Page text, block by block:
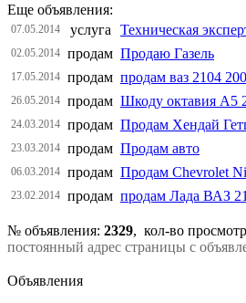
Еще объявления:
07.05.2014 услуга Техническая
02.05.2014 продам Продаю Газель
17.05.2014 продам продам ваз 2104
26.05.2014 продам Шкоду октавия А5
24.03.2014 продам Продам Хендай
23.03.2014 продам Продам авто
06.03.2014 продам Продам Chevrolet
23.02.2014 продам продам Лада ВАЗ
№ объявления: 2329, кол-во
постоянный адрес страницы с
Объявления